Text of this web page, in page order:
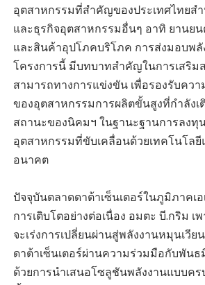
อุตสาหกรรมที่สำคัญของประเทศไทยสำ
และธุรกิจอุตสาหกรรมอื่นๆ อาทิ ยานย
และสินค้าอุปโภคบริโภค การส่งมอบพลั
โครงการนี้ มีบทบาทสำคัญในการเสริม
สามารถทางการแข่งขัน เพื่อรองรับคว
ของอุตสาหกรรมการผลิตขั้นสูงที่กำลังเ
สถานะของนิคมฯ ในฐานะฐานการลงทุ
อุตสาหกรรมที่ขับเคลื่อนด้วยเทคโนโล
อนาคต
ปัจจุบันตลาดดาต้าเซ็นเตอร์ในภูมิภาคเ
การเติบโตอย่างต่อเนื่อง อมตะ บี.กริม เ
จะเร่งการเปลี่ยนผ่านสู่พลังงานหมุนเวี
ดาต้าเซ็นเตอร์ผ่านความร่วมมือกับพัน
ด้วยการนำเสนอโซลูชันพลังงานแบบค